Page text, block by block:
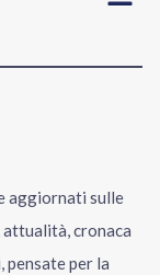
aggiornati sulle
cronaca
per la